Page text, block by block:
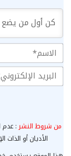
من شروط النشر : عدم
الأديان أو الذات